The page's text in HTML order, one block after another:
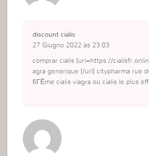
discount cialis
27 Giugno 2022 às 23:03
comprar cialis [url=https://
agra generique [/url] citypharma rue
6ГЁme cialis viagra ou cialis le plus